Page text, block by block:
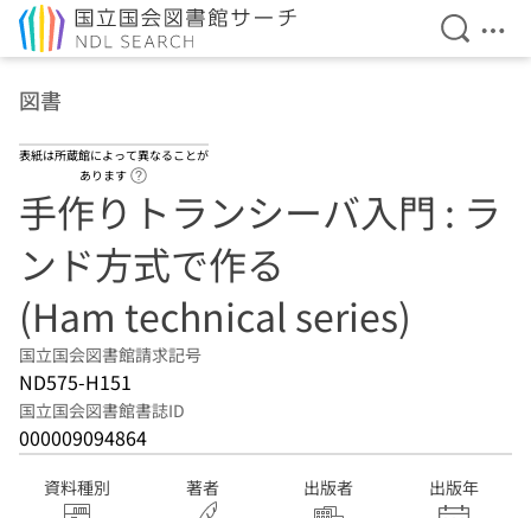
検索を
メ
図書
表紙は所蔵館によって異なることが
あります
手作りトランシーバ入門 : ラ
ンド方式で作る
(Ham technical series)
国立国会図書館請求記号
ND575-H151
国立国会図書館書誌ID
000009094864
資料種別 著者 出版者 出版年